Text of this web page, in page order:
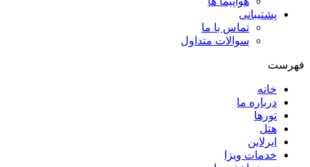
پشتیبانی
تماس با ما
سوالات متداول
فهرست
خانه
درباره ما
تورها
هتل
ایرلاین
خدمات ویزا